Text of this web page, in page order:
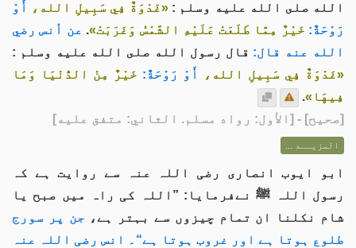
الله صلى الله عليه وسلم :«غَدْوَةٌ فِي سَبِيلِ الله،
أَوْ
رَوْحَةٌ: خَيْرٌ مِمَّا طَلَعَتْ عَلَيْهِ الشَّمْسُ وَغَرَبَتْ». عن أنس رضي
الله عنه قال: قال رسول الله صلى الله عليه وسلم :
«غَدْوَةٌ فِي سَبِيلِ الله،
أَوْ رَوْحَةٌ: خَيْرٌ مِنْ الدُّنْيَا وَمَا
فِيهَا».
[صحيح] - [الأول: رواه مسلم. الثاني: متفق عليه]
المزيــد ...
ابو ایوب انصاری رضی اللہ عنہ سے روایت ہے کہ
رسول اللہ ﷺ نےفرمایا: ”اللہ کی راہ میں صبح یا
شام نکلنا ان تمام چیزوں سے بہتر ہے، جن پر سورج
طلوع ہوتا ہے اور غروب ہوتا ہے“۔ انس رضی اللہ عنہ